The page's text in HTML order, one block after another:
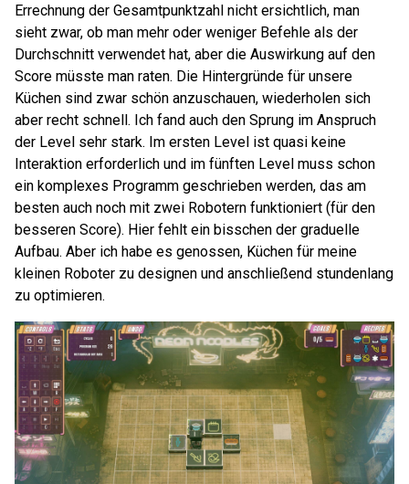
Errechnung der Gesamtpunktzahl nicht ersichtlich, man
sieht zwar, ob man mehr oder weniger Befehle als der
Durchschnitt verwendet hat, aber die Auswirkung auf den
Score müsste man raten. Die Hintergründe für unsere
Küchen sind zwar schön anzuschauen, wiederholen sich
aber recht schnell. Ich fand auch den Sprung im Anspruch
der Level sehr stark. Im ersten Level ist quasi keine
Interaktion erforderlich und im fünften Level muss schon
ein komplexes Programm geschrieben werden, das am
besten auch noch mit zwei Robotern funktioniert (für den
besseren Score). Hier fehlt ein bisschen der graduelle
Aufbau. Aber ich habe es genossen, Küchen für meine
kleinen Roboter zu designen und anschließend stundenlang
zu optimieren.